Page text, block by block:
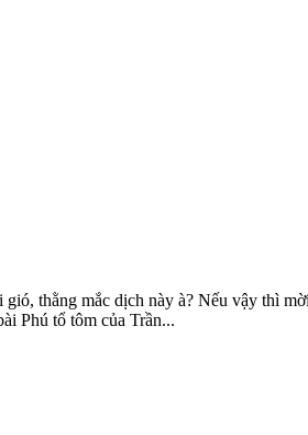
thằng mắc dịch này à? Nếu vậy thì
Phú tổ tôm của Trần...